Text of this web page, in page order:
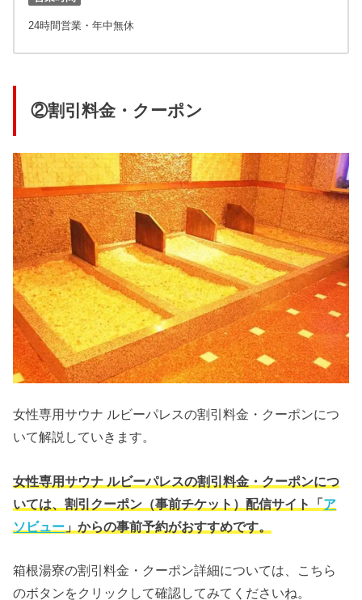
24時間営業・年中無休
②割引料金・クーポン
女性専用サウナ ルビーパレスの割引料金・クーポンにつ
いて解説していきます。
女性専用サウナ ルビーパレスの割引料金・クーポンにつ
いては、割引クーポン（事前チケット）配信サイト「ア
ソビュー 」からの事前予約がおすすめです。
箱根湯寮の割引料金・クーポン詳細については、こちら
のボタンをクリックして確認してみてくださいね。